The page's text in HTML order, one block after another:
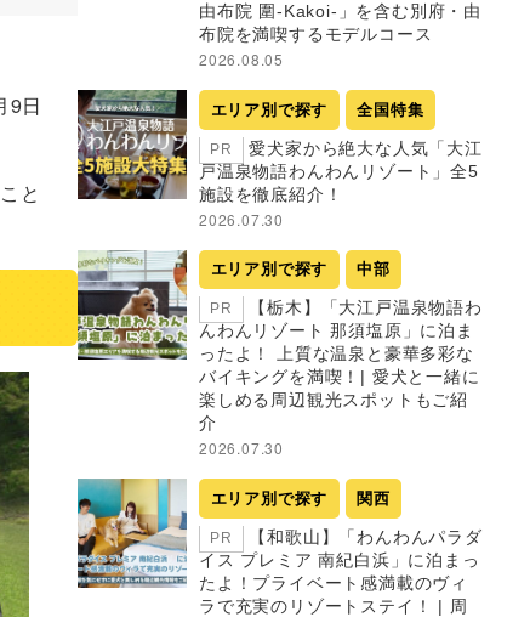
9日
と
由布院 圍-Kakoi-」を含む別府・由
布院を満喫するモデルコース
2026.08.05
エリア別で探す 全国特集
PR
愛犬家から絶大な人気「大江
戸温泉物語わんわんリゾート」全5
施設を徹底紹介！
2026.07.30
エリア別で探す 中部
PR
【栃木】「大江戸温泉物語わ
んわんリゾート 那須塩原」に泊ま
ったよ！ 上質な温泉と豪華多彩な
バイキングを満喫！| 愛犬と一緒に
楽しめる周辺観光スポットもご紹
介
2026.07.30
エリア別で探す 関西
PR
【和歌山】「わんわんパラダ
イス プレミア 南紀白浜」に泊まっ
たよ！プライベート感満載のヴィ
ラで充実のリゾートステイ！ | 周